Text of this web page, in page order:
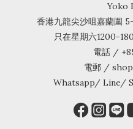
Yoko
香港九龍尖沙咀嘉蘭圍
只在星期六1200-
電話 /
電郵 /
Whatsapp/ Line/